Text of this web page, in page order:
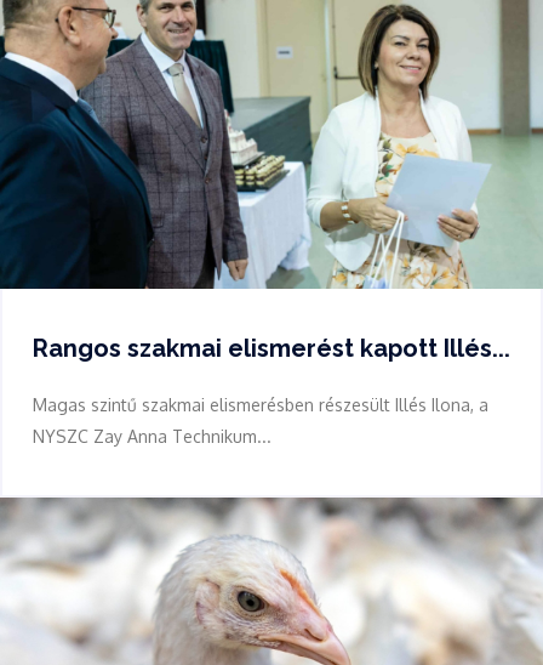
Rangos szakmai elismerést kapott Illés...
Magas szintű szakmai elismerésben részesült Illés Ilona, a
NYSZC Zay Anna Technikum...